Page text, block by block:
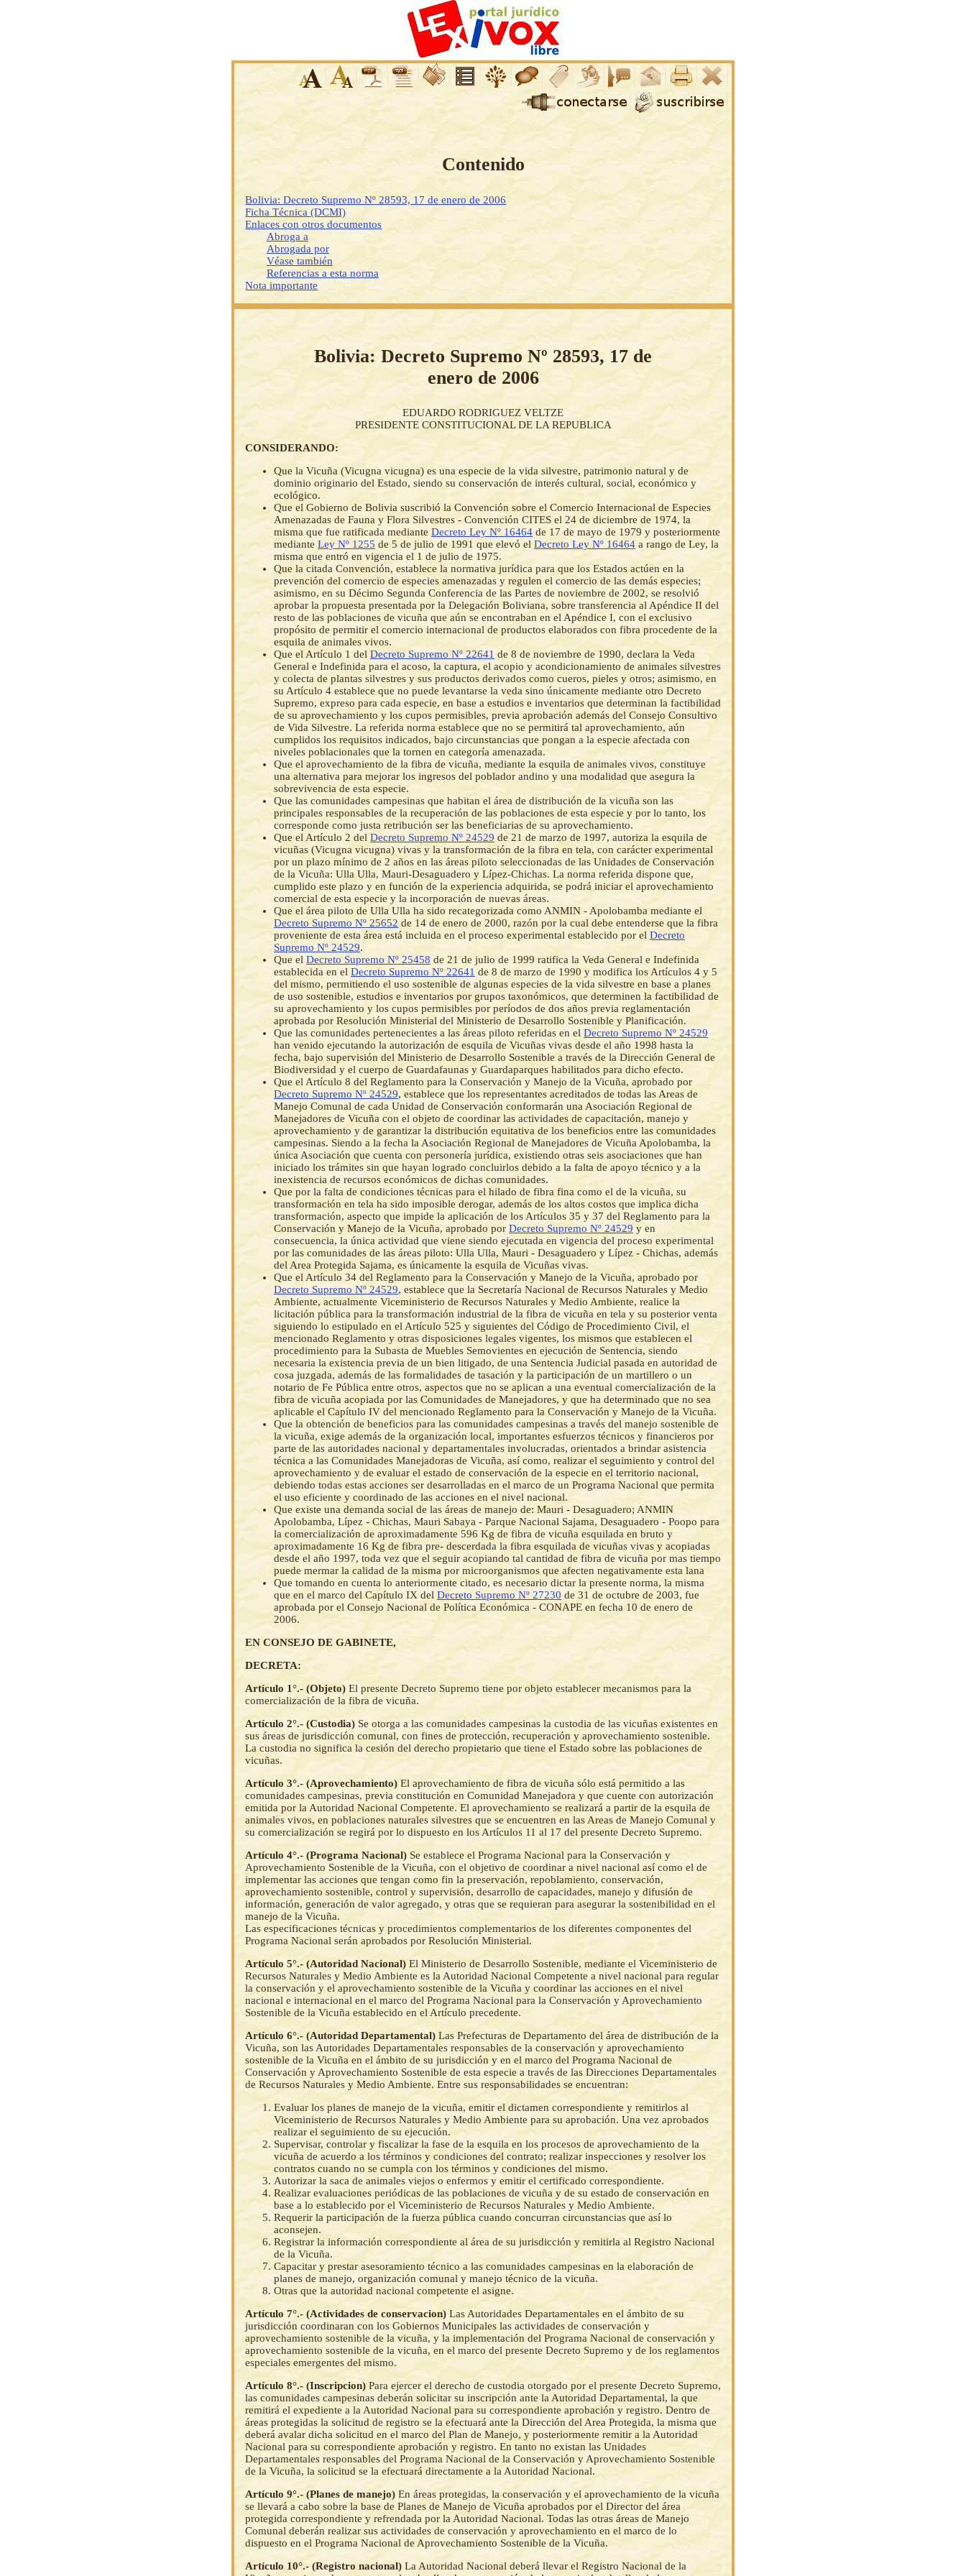
Contenido
Bolivia: Decreto Supremo Nº 28593, 17 de enero de 2006
Ficha Técnica (DCMI)
Enlaces con otros documentos
Abroga a
Abrogada por
Véase también
Referencias a esta norma
Nota importante
Bolivia: Decreto Supremo Nº 28593, 17 de
enero de 2006
EDUARDO RODRIGUEZ VELTZE
PRESIDENTE CONSTITUCIONAL DE LA REPUBLICA
CONSIDERANDO:
Que la Vicuña (Vicugna vicugna) es una especie de la vida silvestre, patrimonio natural y de
dominio originario del Estado, siendo su conservación de interés cultural, social, económico y
ecológico.
Que el Gobierno de Bolivia suscribió la Convención sobre el Comercio Internacional de Especies
Amenazadas de Fauna y Flora Silvestres - Convención CITES el 24 de diciembre de 1974, la
misma que fue ratificada mediante Decreto Ley Nº 16464 de 17 de mayo de 1979 y posteriormente
mediante Ley Nº 1255 de 5 de julio de 1991 que elevó elDecreto Ley Nº 16464 a rango de Ley, la
misma que entró en vigencia el 1 de julio de 1975.
Que la citada Convención, establece la normativa jurídica para que los Estados actúen en la
prevención del comercio de especies amenazadas y regulen el comercio de las demás especies;
asimismo, en su Décimo Segunda Conferencia de las Partes de noviembre de 2002, se resolvió
aprobar la propuesta presentada por la Delegación Boliviana, sobre transferencia al Apéndice II del
resto de las poblaciones de vicuña que aún se encontraban en el Apéndice I, con el exclusivo
propósito de permitir el comercio internacional de productos elaborados con fibra procedente de la
esquila de animales vivos.
Que el Artículo 1 del Decreto Supremo Nº 22641 de 8 de noviembre de 1990, declara la Veda
General e Indefinida para el acoso, la captura, el acopio y acondicionamiento de animales silvestres
y colecta de plantas silvestres y sus productos derivados como cueros, pieles y otros; asimismo, en
su Artículo 4 establece que no puede levantarse la veda sino únicamente mediante otro Decreto
Supremo, expreso para cada especie, en base a estudios e inventarios que determinan la factibilidad
de su aprovechamiento y los cupos permisibles, previa aprobación además del Consejo Consultivo
de Vida Silvestre. La referida norma establece que no se permitirá tal aprovechamiento, aún
cumplidos los requisitos indicados, bajo circunstancias que pongan a la especie afectada con
niveles poblacionales que la tornen en categoría amenazada.
Que el aprovechamiento de la fibra de vicuña, mediante la esquila de animales vivos, constituye
una alternativa para mejorar los ingresos del poblador andino y una modalidad que asegura la
sobrevivencia de esta especie.
Que las comunidades campesinas que habitan el área de distribución de la vicuña son las
principales responsables de la recuperación de las poblaciones de esta especie y por lo tanto, los
corresponde como justa retribución ser las beneficiarias de su aprovechamiento.
Que el Artículo 2 del Decreto Supremo Nº 24529 de 21 de marzo de 1997, autoriza la esquila de
vicuñas (Vicugna vicugna) vivas y la transformación de la fibra en tela, con carácter experimental
por un plazo mínimo de 2 años en las áreas piloto seleccionadas de las Unidades de Conservación
de la Vicuña: Ulla Ulla, Mauri-Desaguadero y Lípez-Chichas. La norma referida dispone que,
cumplido este plazo y en función de la experiencia adquirida, se podrá iniciar el aprovechamiento
comercial de esta especie y la incorporación de nuevas áreas.
Que el área piloto de Ulla Ulla ha sido recategorizada como ANMIN - Apolobamba mediante el
Decreto Supremo Nº 25652 de 14 de enero de 2000, razón por la cual debe entenderse que la fibra
proveniente de esta área está incluida en el proceso experimental establecido por el Decreto
Supremo Nº 24529.
Que el Decreto Supremo Nº 25458 de 21 de julio de 1999 ratifica la Veda General e Indefinida
establecida en el Decreto Supremo Nº 22641 de 8 de marzo de 1990 y modifica los Artículos 4 y 5
del mismo, permitiendo el uso sostenible de algunas especies de la vida silvestre en base a planes
de uso sostenible, estudios e inventarios por grupos taxonómicos, que determinen la factibilidad de
su aprovechamiento y los cupos permisibles por períodos de dos años previa reglamentación
aprobada por Resolución Ministerial del Ministerio de Desarrollo Sostenible y Planificación.
Que las comunidades pertenecientes a las áreas piloto referidas en el Decreto Supremo Nº 24529
han venido ejecutando la autorización de esquila de Vicuñas vivas desde el año 1998 hasta la
fecha, bajo supervisión del Ministerio de Desarrollo Sostenible a través de la Dirección General de
Biodiversidad y el cuerpo de Guardafaunas y Guardaparques habilitados para dicho efecto.
Que el Artículo 8 del Reglamento para la Conservación y Manejo de la Vicuña, aprobado por
Decreto Supremo Nº 24529, establece que los representantes acreditados de todas las Areas de
Manejo Comunal de cada Unidad de Conservación conformarán una Asociación Regional de
Manejadores de Vicuña con el objeto de coordinar las actividades de capacitación, manejo y
aprovechamiento y de garantizar la distribución equitativa de los beneficios entre las comunidades
campesinas. Siendo a la fecha la Asociación Regional de Manejadores de Vicuña Apolobamba, la
única Asociación que cuenta con personería jurídica, existiendo otras seis asociaciones que han
iniciado los trámites sin que hayan logrado concluirlos debido a la falta de apoyo técnico y a la
inexistencia de recursos económicos de dichas comunidades.
Que por la falta de condiciones técnicas para el hilado de fibra fina como el de la vicuña, su
transformación en tela ha sido imposible derogar, además de los altos costos que implica dicha
transformación, aspecto que impide la aplicación de los Artículos 35 y 37 del Reglamento para la
Conservación y Manejo de la Vicuña, aprobado por Decreto Supremo Nº 24529 y en
consecuencia, la única actividad que viene siendo ejecutada en vigencia del proceso experimental
por las comunidades de las áreas piloto: Ulla Ulla, Mauri - Desaguadero y Lípez - Chichas, además
del Area Protegida Sajama, es únicamente la esquila de Vicuñas vivas.
Que el Artículo 34 del Reglamento para la Conservación y Manejo de la Vicuña, aprobado por
Decreto Supremo Nº 24529, establece que la Secretaría Nacional de Recursos Naturales y Medio
Ambiente, actualmente Viceministerio de Recursos Naturales y Medio Ambiente, realice la
licitación pública para la transformación industrial de la fibra de vicuña en tela y su posterior venta
siguiendo lo estipulado en el Artículo 525 y siguientes del Código de Procedimiento Civil, el
mencionado Reglamento y otras disposiciones legales vigentes, los mismos que establecen el
procedimiento para la Subasta de Muebles Semovientes en ejecución de Sentencia, siendo
necesaria la existencia previa de un bien litigado, de una Sentencia Judicial pasada en autoridad de
cosa juzgada, además de las formalidades de tasación y la participación de un martillero o un
notario de Fe Pública entre otros, aspectos que no se aplican a una eventual comercialización de la
fibra de vicuña acopiada por las Comunidades de Manejadores, y que ha determinado que no sea
aplicable el Capítulo IV del mencionado Reglamento para la Conservación y Manejo de la Vicuña.
Que la obtención de beneficios para las comunidades campesinas a través del manejo sostenible de
la vicuña, exige además de la organización local, importantes esfuerzos técnicos y financieros por
parte de las autoridades nacional y departamentales involucradas, orientados a brindar asistencia
técnica a las Comunidades Manejadoras de Vicuña, así como, realizar el seguimiento y control del
aprovechamiento y de evaluar el estado de conservación de la especie en el territorio nacional,
debiendo todas estas acciones ser desarrolladas en el marco de un Programa Nacional que permita
el uso eficiente y coordinado de las acciones en el nivel nacional.
Que existe una demanda social de las áreas de manejo de: Mauri - Desaguadero; ANMIN
Apolobamba, Lípez - Chichas, Mauri Sabaya - Parque Nacional Sajama, Desaguadero - Poopo para
la comercialización de aproximadamente 596 Kg de fibra de vicuña esquilada en bruto y
aproximadamente 16 Kg de fibra pre- descerdada la fibra esquilada de vicuñas vivas y acopiadas
desde el año 1997, toda vez que el seguir acopiando tal cantidad de fibra de vicuña por mas tiempo
puede mermar la calidad de la misma por microorganismos que afecten negativamente esta lana
Que tomando en cuenta lo anteriormente citado, es necesario dictar la presente norma, la misma
que en el marco del Capítulo IX del Decreto Supremo Nº 27230 de 31 de octubre de 2003, fue
aprobada por el Consejo Nacional de Política Económica - CONAPE en fecha 10 de enero de
2006.
EN CONSEJO DE GABINETE,
DECRETA:
Artículo 1°.- (Objeto) El presente Decreto Supremo tiene por objeto establecer mecanismos para la
comercialización de la fibra de vicuña.
Artículo 2°.- (Custodia) Se otorga a las comunidades campesinas la custodia de las vicuñas existentes en
sus áreas de jurisdicción comunal, con fines de protección, recuperación y aprovechamiento sostenible.
La custodia no significa la cesión del derecho propietario que tiene el Estado sobre las poblaciones de
vicuñas.
Artículo 3°.- (Aprovechamiento) El aprovechamiento de fibra de vicuña sólo está permitido a las
comunidades campesinas, previa constitución en Comunidad Manejadora y que cuente con autorización
emitida por la Autoridad Nacional Competente. El aprovechamiento se realizará a partir de la esquila de
animales vivos, en poblaciones naturales silvestres que se encuentren en las Areas de Manejo Comunal y
su comercialización se regirá por lo dispuesto en los Artículos 11 al 17 del presente Decreto Supremo.
Artículo 4°.- (Programa Nacional) Se establece el Programa Nacional para la Conservación y
Aprovechamiento Sostenible de la Vicuña, con el objetivo de coordinar a nivel nacional así como el de
implementar las acciones que tengan como fin la preservación, repoblamiento, conservación,
aprovechamiento sostenible, control y supervisión, desarrollo de capacidades, manejo y difusión de
información, generación de valor agregado, y otras que se requieran para asegurar la sostenibilidad en el
manejo de la Vicuña.
Las especificaciones técnicas y procedimientos complementarios de los diferentes componentes del
Programa Nacional serán aprobados por Resolución Ministerial.
Artículo 5°.- (Autoridad Nacional) El Ministerio de Desarrollo Sostenible, mediante el Viceministerio de
Recursos Naturales y Medio Ambiente es la Autoridad Nacional Competente a nivel nacional para regular
la conservación y el aprovechamiento sostenible de la Vicuña y coordinar las acciones en el nivel
nacional e internacional en el marco del Programa Nacional para la Conservación y Aprovechamiento
Sostenible de la Vicuña establecido en el Artículo precedente.
Artículo 6°.- (Autoridad Departamental) Las Prefecturas de Departamento del área de distribución de la
Vicuña, son las Autoridades Departamentales responsables de la conservación y aprovechamiento
sostenible de la Vicuña en el ámbito de su jurisdicción y en el marco del Programa Nacional de
Conservación y Aprovechamiento Sostenible de esta especie a través de las Direcciones Departamentales
de Recursos Naturales y Medio Ambiente. Entre sus responsabilidades se encuentran:
Evaluar los planes de manejo de la vicuña, emitir el dictamen correspondiente y remitirlos al
Viceministerio de Recursos Naturales y Medio Ambiente para su aprobación. Una vez aprobados
realizar el seguimiento de su ejecución.
Supervisar, controlar y fiscalizar la fase de la esquila en los procesos de aprovechamiento de la
vicuña de acuerdo a los términos y condiciones del contrato; realizar inspecciones y resolver los
contratos cuando no se cumpla con los términos y condiciones del mismo.
Autorizar la saca de animales viejos o enfermos y emitir el certificado correspondiente.
Realizar evaluaciones periódicas de las poblaciones de vicuña y de su estado de conservación en
base a lo establecido por el Viceministerio de Recursos Naturales y Medio Ambiente.
Requerir la participación de la fuerza pública cuando concurran circunstancias que así lo
aconsejen.
Registrar la información correspondiente al área de su jurisdicción y remitirla al Registro Nacional
de la Vicuña.
Capacitar y prestar asesoramiento técnico a las comunidades campesinas en la elaboración de
planes de manejo, organización comunal y manejo técnico de la vicuña.
Otras que la autoridad nacional competente el asigne.
Artículo 7°.- (Actividades de conservacion) Las Autoridades Departamentales en el ámbito de su
jurisdicción coordinaran con los Gobiernos Municipales las actividades de conservación y
aprovechamiento sostenible de la vicuña, y la implementación del Programa Nacional de conservación y
aprovechamiento sostenible de la vicuña, en el marco del presente Decreto Supremo y de los reglamentos
especiales emergentes del mismo.
Artículo 8°.- (Inscripcion) Para ejercer el derecho de custodia otorgado por el presente Decreto Supremo,
las comunidades campesinas deberán solicitar su inscripción ante la Autoridad Departamental, la que
remitirá el expediente a la Autoridad Nacional para su correspondiente aprobación y registro. Dentro de
áreas protegidas la solicitud de registro se la efectuará ante la Dirección del Area Protegida, la misma que
deberá avalar dicha solicitud en el marco del Plan de Manejo, y posteriormente remitir a la Autoridad
Nacional para su correspondiente aprobación y registro. En tanto no existan las Unidades
Departamentales responsables del Programa Nacional de la Conservación y Aprovechamiento Sostenible
de la Vicuña, la solicitud se la efectuará directamente a la Autoridad Nacional.
Artículo 9°.- (Planes de manejo) En áreas protegidas, la conservación y el aprovechamiento de la vicuña
se llevará a cabo sobre la base de Planes de Manejo de Vicuña aprobados por el Director del área
protegida correspondiente y refrendada por la Autoridad Nacional. Todas las otras áreas de Manejo
Comunal deberán realizar sus actividades de conservación y aprovechamiento en el marco de lo
dispuesto en el Programa Nacional de Aprovechamiento Sostenible de la Vicuña.
Artículo 10°.- (Registro nacional) La Autoridad Nacional deberá llevar el Registro Nacional de la